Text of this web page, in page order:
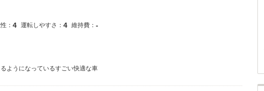
： 4 運転しやすさ： 4 維持費： -
ようになっているすごい快適な車